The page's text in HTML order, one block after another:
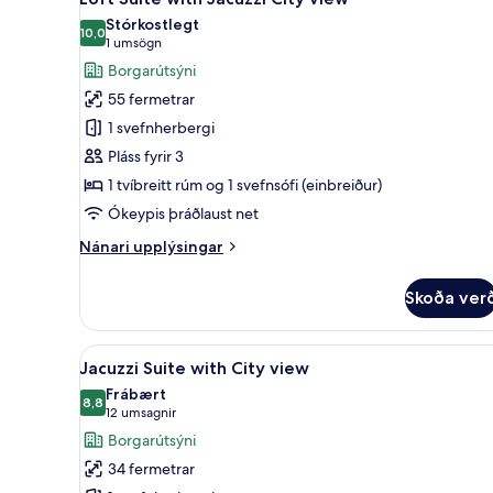
allar
myndir
fyrir
Loft
Suite
with
Jacuzzi
City
view
10,010,0 af 10
Stórkostlegt
1 umsögn
(1
umsögn)
Borgarútsýni
55 fermetrar
1 svefnherbergi
Pláss fyrir 3
1 tvíbreitt rúm og 1 svefnsófi (einbreiður)
Ókeypis þráðlaust net
Nánari upplýsingar
Nánari
Suite
with
Jacuzzi
City
view
Skoða
Skoða
allar
myndir
fyrir
Jacuzzi
Suite
Jacuzzi Suite with City view
18
Jacuzzi Suite with City view
8,88,8 af 10
Frábært
12 umsagnir
(12
umsagnir)
Borgarútsýni
34 fermetrar